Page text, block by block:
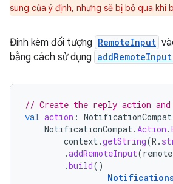
sung của ý định, nhưng sẽ bị bỏ qua khi
Đính kèm đối tượng RemoteInput
bằng cách sử dụng
// Create the reply action
val action : NotificationCompat
NotificationCompat . Action .
context .getString(R .
.addRemoteInput(
.build()